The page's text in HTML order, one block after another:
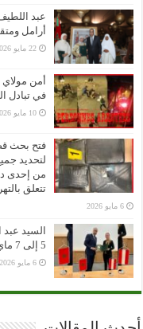
عبد
أرامل
22 مايو 2026
في تبادل
10 مايو 2026
فتح بحث
لتحديد
من إحدى
تتعلق
6 مايو 2026
السيد
5 إلى 7 ماي الجاري على رأس وفد أمني هام
6 مايو 2026